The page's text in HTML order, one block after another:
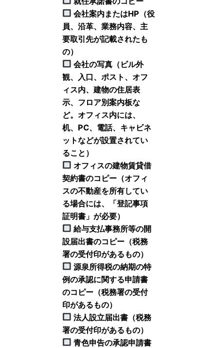
会社案内またはHP（役
員、沿革、業務内容、主
要取引先が記載されたも
の）
会社の写真（ビル外
観、入口、ポスト、オフ
ィス内、建物の住居表
示、フロア別案内板な
ど。オフィス内には、
机、PC、電話、キャビネ
ットなどが設置されてい
ること）
オフィスの建物賃貸借
契約書のコピー（オフィ
スの不動産を所有してい
る場合には、「登記事項
証明書」が必要）
給与支払事務所等の開
設届出書のコピー（税務
署の受付印があるもの）
源泉所得税の納期の特
例の承認に関する申請書
のコピー（税務署の受付
印があるもの）
法人設立届出書（税務
署の受付印があるもの）
青色申告の承認申請書